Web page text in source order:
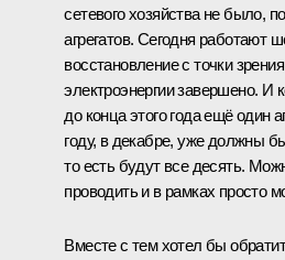
сетевого хозяйства не было,
агрегатов. Сегодня работают
восстановление с точки
электроэнергии завершено. И
до конца этого года ещё один
году, в декабре, уже должны
то есть будут все десять.
проводить и в рамках просто
Вместе с тем хотел бы